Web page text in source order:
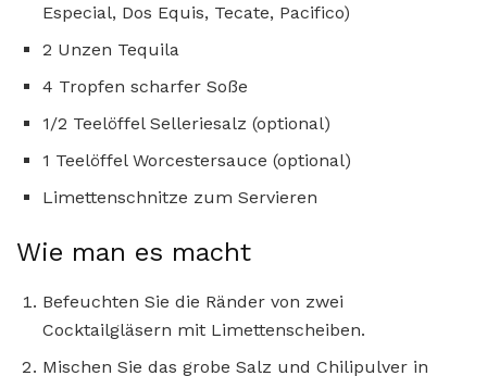
Especial, Dos Equis, Tecate, Pacifico)
2 Unzen Tequila
4 Tropfen scharfer Soße
1/2 Teelöffel Selleriesalz (optional)
1 Teelöffel Worcestersauce (optional)
Limettenschnitze zum Servieren
Wie man es macht
Befeuchten Sie die Ränder von zwei
Cocktailgläsern mit Limettenscheiben.
Mischen Sie das grobe Salz und Chilipulver in